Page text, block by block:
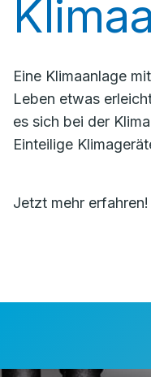
Eine Klimaanlage
Leben etwas
es sich bei der
Einteilige
Jetzt mehr erfahren!